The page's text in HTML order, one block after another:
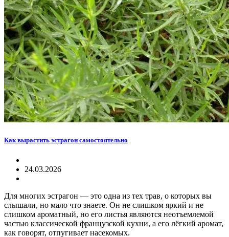
Как вырастить эстрагон самостоятельно
24.03.2026
Для многих эстрагон — это одна из тех трав, о которых вы
слышали, но мало что знаете. Он не слишком яркий и не
слишком ароматный, но его листья являются неотъемлемой
частью классической французской кухни, а его лёгкий аромат,
как говорят, отпугивает насекомых.